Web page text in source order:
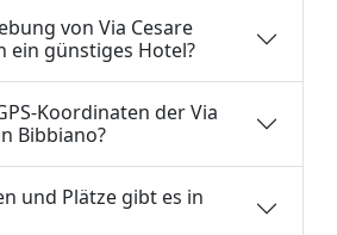
von Via Cesare
ein günstiges Hotel?
Koordinaten der Via
Bibbiano?
und Plätze gibt es in